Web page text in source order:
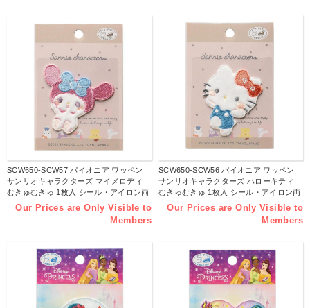
SCW650-SCW57 パイオニア ワッペン
サンリオキャラクターズ マイメロディ
むきゅむきゅ 1枚入 シール・アイロン両
用タイプ （枚）
Our Prices are Only Visible to
Members
SCW650-SCW56 パイオニア ワッペン
サンリオキャラクターズ ハローキティ
むきゅむきゅ 1枚入 シール・アイロン両
用タイプ （枚）
Our Prices are Only Visible to
Members